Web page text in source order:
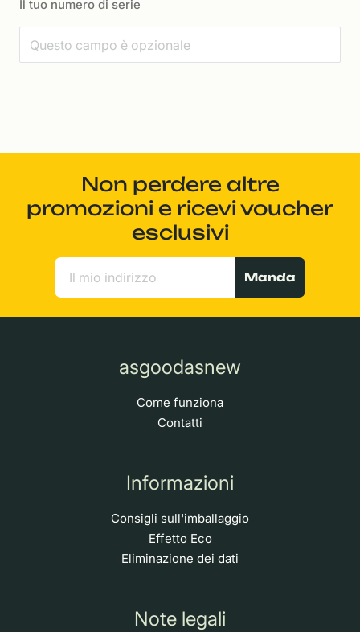
Il tuo numero di serie
Non perdere altre
promozioni e ricevi voucher
esclusivi
Manda
asgoodasnew
Come funziona
Contatti
Informazioni
Consigli sull'imballaggio
Effetto Eco
Eliminazione dei dati
Note legali